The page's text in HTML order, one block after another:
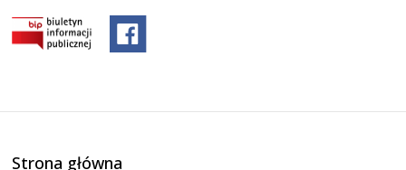
Strona główna